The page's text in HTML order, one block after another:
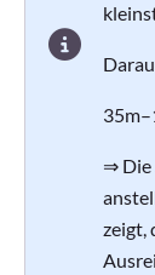
⇒ Die
zeigt,